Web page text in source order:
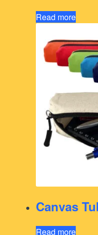
Read more
Canvas
Read more